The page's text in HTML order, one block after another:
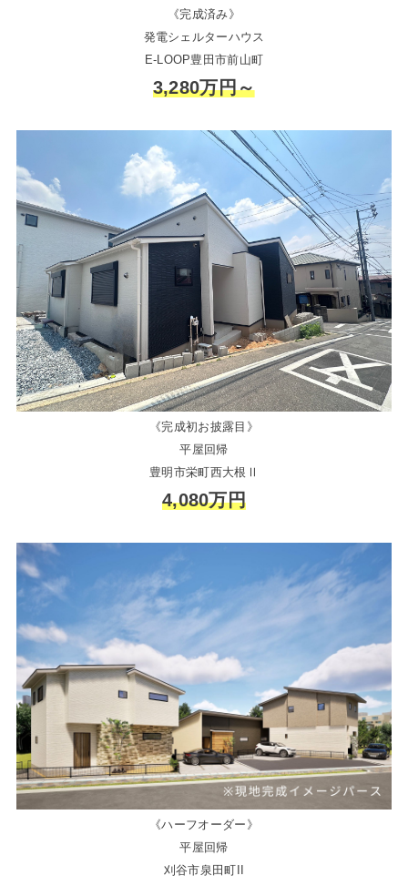
《完成済み》
発電シェルターハウス
E-LOOP豊田市前山町
3,280万円～
《完成初お披露目》
平屋回帰
豊明市栄町西大根Ⅱ
4,080万円
《ハーフオーダー》
平屋回帰
刈谷市泉田町II